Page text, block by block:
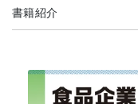
書籍紹介